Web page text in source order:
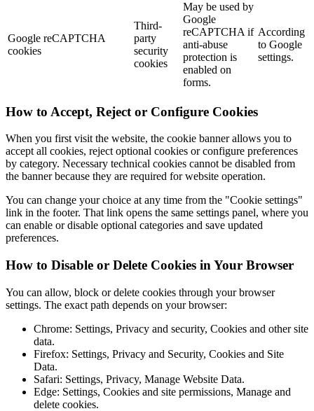
Google reCAPTCHA
cookies
Third-
party
security
cookies
May be used by
Google
reCAPTCHA if
anti-abuse
protection is
enabled on
forms.
According
to Google
settings.
How to Accept, Reject or Configure Cookies
When you first visit the website, the cookie banner allows you to
accept all cookies, reject optional cookies or configure preferences
by category. Necessary technical cookies cannot be disabled from
the banner because they are required for website operation.
You can change your choice at any time from the "Cookie settings"
link in the footer. That link opens the same settings panel, where you
can enable or disable optional categories and save updated
preferences.
How to Disable or Delete Cookies in Your Browser
You can allow, block or delete cookies through your browser
settings. The exact path depends on your browser:
Chrome: Settings, Privacy and security, Cookies and other site
data.
Firefox: Settings, Privacy and Security, Cookies and Site
Data.
Safari: Settings, Privacy, Manage Website Data.
Edge: Settings, Cookies and site permissions, Manage and
delete cookies.